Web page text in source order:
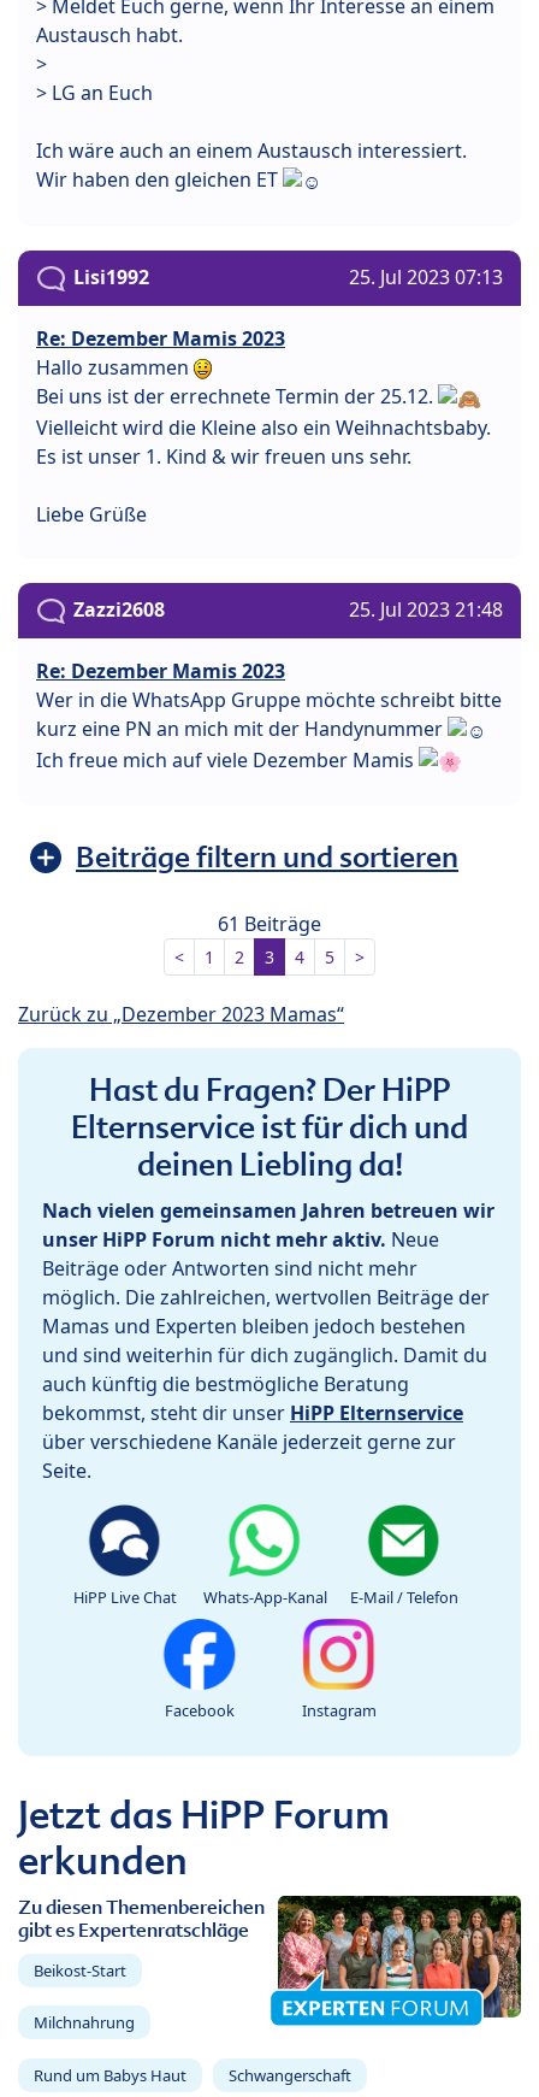
> Meldet Euch gerne, wenn Ihr Interesse an einem
Austausch habt.
>
> LG an Euch
Ich wäre auch an einem Austausch interessiert.
Wir haben den gleichen ET
Lisi1992 25. Jul 2023 07:13
Re: Dezember Mamis 2023
Hallo zusammen
Bei uns ist der errechnete Termin der 25.12.
Vielleicht wird die Kleine also ein Weihnachtsbaby.
Es ist unser 1. Kind & wir freuen uns sehr.
Liebe Grüße
Zazzi2608 25. Jul 2023 21:48
Re: Dezember Mamis 2023
Wer in die WhatsApp Gruppe möchte schreibt bitte
kurz eine PN an mich mit der Handynummer
Ich freue mich auf viele Dezember Mamis
Beiträge filtern und sortieren
61 Beiträge
< 1 2 3 4 5 >
Zurück zu „Dezember 2023 Mamas“
Hast du Fragen? Der HiPP
Elternservice ist für dich und
deinen Liebling da!
Nach vielen gemeinsamen Jahren betreuen wir
unser HiPP Forum nicht mehr aktiv. Neue
Beiträge oder Antworten sind nicht mehr
möglich. Die zahlreichen, wertvollen Beiträge der
Mamas und Experten bleiben jedoch bestehen
und sind weiterhin für dich zugänglich. Damit du
auch künftig die bestmögliche Beratung
bekommst, steht dir unser HiPP Elternservice
über verschiedene Kanäle jederzeit gerne zur
Seite.
HiPP Live Chat Whats-App-Kanal E-Mail / Telefon
Facebook Instagram
Jetzt das HiPP Forum
erkunden
Zu diesen Themenbereichen
gibt es Expertenratschläge
Beikost-Start
Milchnahrung
Rund um Babys Haut Schwangerschaft